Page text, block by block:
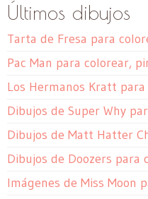
Últimos dibujos
Tarta de Fresa para
Pac Man para colorear,
Los Hermanos Kratt
Dibujos de Super Why
Dibujos de Matt Hatter
Dibujos de Doozers para
Imágenes de Miss Moon